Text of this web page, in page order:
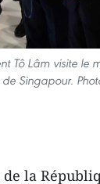
Tô Lâm visite le
Singapour.
la